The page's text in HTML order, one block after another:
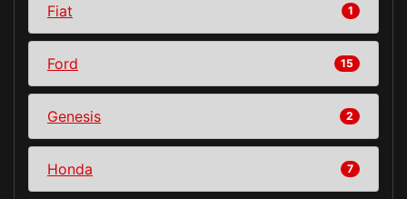
Fiat 1
Ford 15
Genesis 2
Honda 7